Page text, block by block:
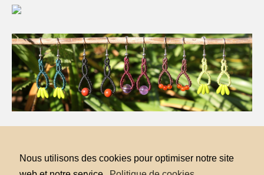
Nous utilisons des cookies pour optimiser notre site
Serres sur arget, Ariège, Pyrénées